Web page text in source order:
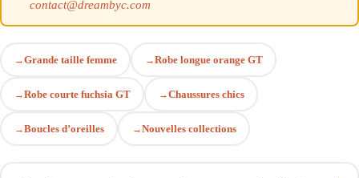
contact@dreambyc.com
Grande taille femme Robe longue orange GT
Robe courte fuchsia GT Chaussures chics
Boucles d’oreilles Nouvelles collections